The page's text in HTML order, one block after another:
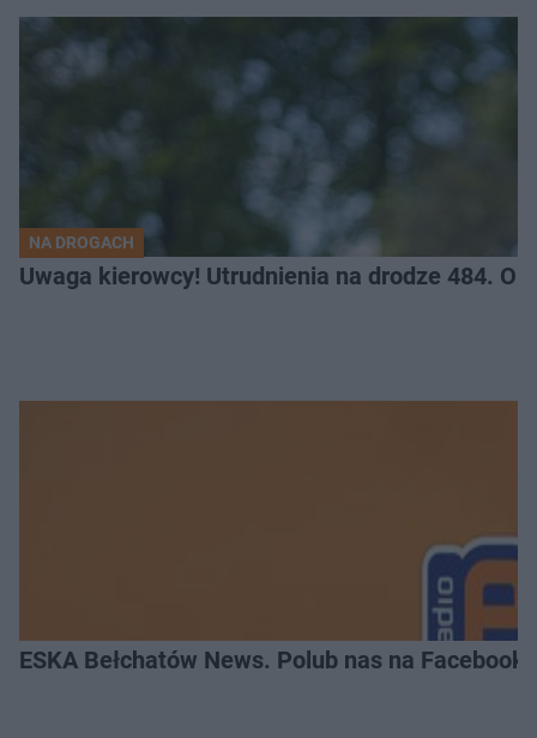
NA DROGACH
Uwaga kierowcy! Utrudnienia na drodze 484.
ESKA Bełchatów News. Polub nas na